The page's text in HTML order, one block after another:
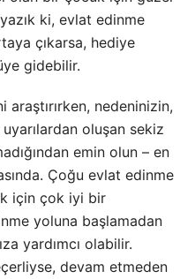
ki, evlat edinme
çıkarsa, hediye
gidebilir.
nedeninizin,
oluşan sekiz
emin olun – en
Çoğu evlat edinme
için çok iyi bir
yoluna başlamadan
yardımcı olabilir.
devam etmeden